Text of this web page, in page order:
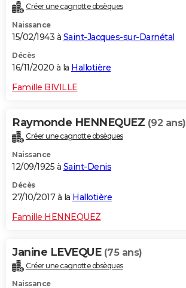
Créer une cagnotte obsèques
Naissance
15/02/1943 à Saint-Jacques-sur-Darnétal
Décès
16/11/2020 à la Hallotière
Famille BIVILLE
Raymonde HENNEQUEZ (92 ans)
Créer une cagnotte obsèques
Naissance
12/09/1925 à Saint-Denis
Décès
27/10/2017 à la Hallotière
Famille HENNEQUEZ
Janine LEVEQUE (75 ans)
Créer une cagnotte obsèques
Naissance